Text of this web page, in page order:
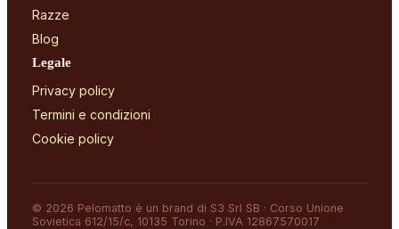
Razze
Blog
Legale
Privacy policy
Termini e condizioni
Cookie policy
© 2026 Pelomatto è un brand di S3 Srl SB · Corso Unione
Sovietica 612/15/c, 10135 Torino · P.IVA 12867570017